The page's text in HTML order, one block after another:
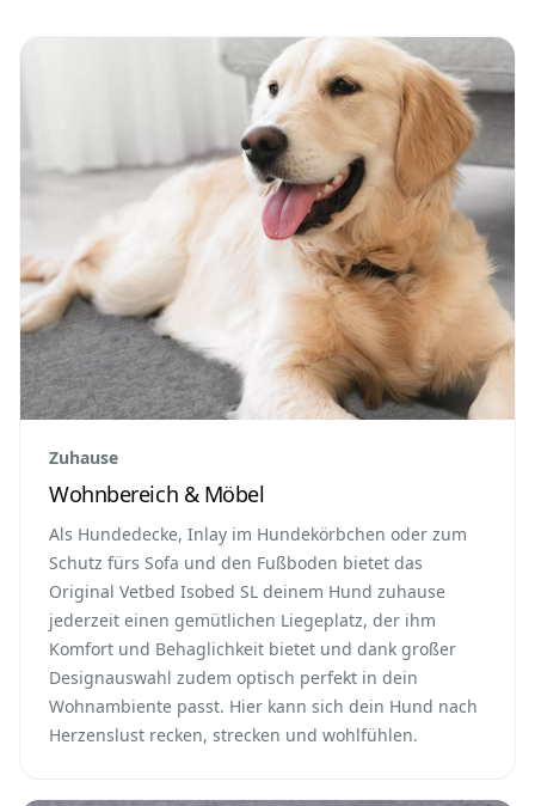
Zuhause
Wohnbereich & Möbel
Als Hundedecke, Inlay im Hundekörbchen oder zum
Schutz fürs Sofa und den Fußboden bietet das
Original Vetbed Isobed SL deinem Hund zuhause
jederzeit einen gemütlichen Liegeplatz, der ihm
Komfort und Behaglichkeit bietet und dank großer
Designauswahl zudem optisch perfekt in dein
Wohnambiente passt. Hier kann sich dein Hund nach
Herzenslust recken, strecken und wohlfühlen.